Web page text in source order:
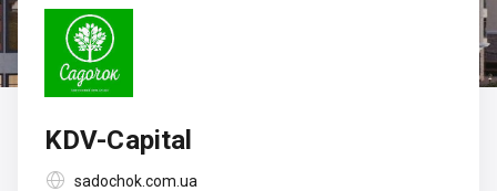
KDV-Capital
 sadochok.com.ua